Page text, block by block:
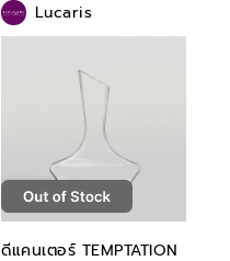
Lucaris
ดีแคนเตอร์ TEMPTATION